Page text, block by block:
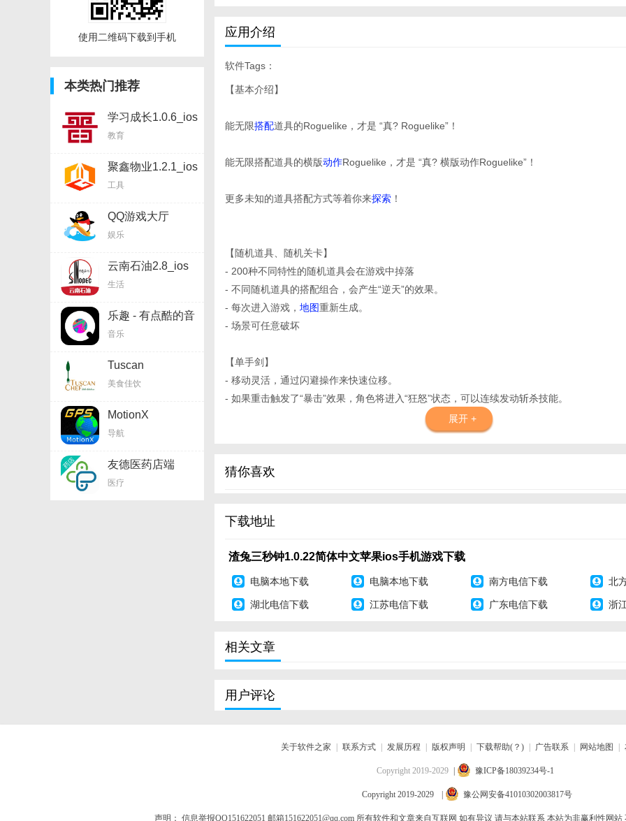
使用二维码下载到手机
本类热门推荐
学习成长1.0.6_ios
软件
教育
聚鑫物业1.2.1_ios
软件
工具
QQ游戏大厅
HD2.7.1_ios软件
娱乐
云南石油2.8_ios
软件
生活
乐趣 - 有点酷的音
乐App1.4.4_ios软
件
音乐
Tuscan
Chef3.1.3_ios软
件
美食佳饮
MotionX
GPS24.4_ios软件
导航
友德医药店端
0.8.0_ios软件
医疗
应用介绍
软件Tags：
【基本介绍】
能无限搭配道具的Roguelike，才是 “真? Roguelike”！
能无限搭配道具的横版动作Roguelike，才是 “真? 横版动作Roguelike”！
更多未知的道具搭配方式等着你来探索 ！
【随机道具、随机关卡】
- 200种不同特性的随机道具会在游戏中掉落
- 不同随机道具的搭配组合，会产生“逆天”的效果。
- 每次进入游戏， 地图重新生成。
- 场景可任意破坏
【单手剑】
- 移动灵活，通过闪避操作来快速位移。
- 如果重击触发了“暴击”效果，角色将进入“狂怒”状态，可以连续发动斩杀技能。
- 强大的蓄力斩，可以通过长按“重击键”发动2阶蓄力，蓄力阶数越高，伤害越高，攻击距离
【法杖】
- 可以操控“魔能弹”释放出惊人的破坏力。
- 无敌护盾
版本优化
展开 +
猜你喜欢
下载地址
渣兔三秒钟1.0.22简体中文苹果ios手机游戏下载
电脑本地下载 电脑本地下载 南方电信下载 北
湖北电信下载 江苏电信下载 广东电信下载 浙
相关文章
用户评论
关于软件之家 联系方式 发展历程 版权声明 下载帮助(？) 广告联系 网站地图
Copyright 2019-2029 豫ICP备18039234号-1
Copyright 2019-2029 豫公网安备41010302003817号
声明： 信息举报QQ151622051 邮箱151622051@qq.com所有软件和文章来自互联网 如有异议 请与本站联系 本站为非赢利性网站